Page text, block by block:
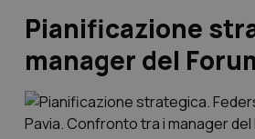
Pianificazione
manager del